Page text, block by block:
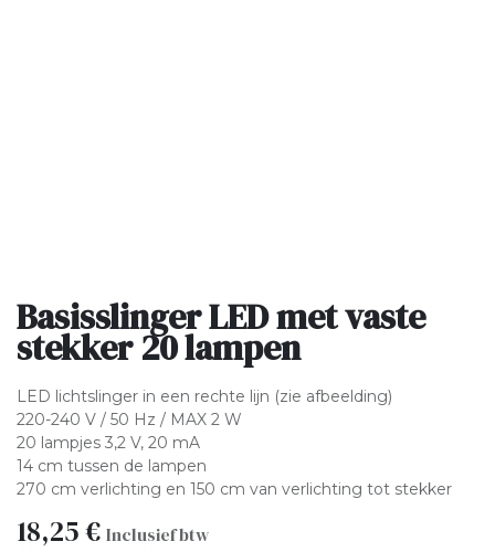
Basisslinger LED met vaste
stekker 20 lampen
LED lichtslinger in een rechte lijn (zie afbeelding)
220-240 V / 50 Hz / MAX 2 W
20 lampjes 3,2 V, 20 mA
14 cm tussen de lampen
270 cm verlichting en 150 cm van verlichting tot stekker
18,25€ Inclusief btw